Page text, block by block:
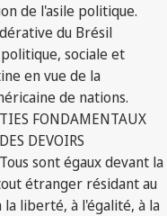
de l'asile politique.
du Brésil
sociale et
en vue de la
de nations.
FONDAMENTAUX
DEVOIRS
sont égaux devant la
étranger résidant au
liberté, à l'égalité, à la